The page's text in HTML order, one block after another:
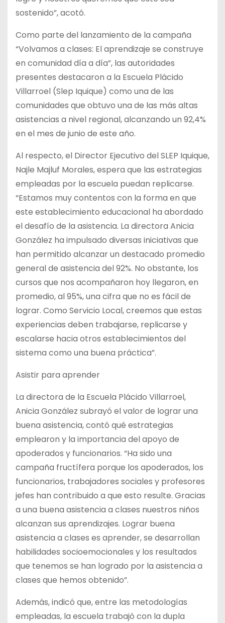
sostenido”, acotó.
Como parte del lanzamiento de la campaña
“Volvamos a clases: El aprendizaje se construye
en comunidad día a día”, las autoridades
presentes destacaron a la Escuela Plácido
Villarroel (Slep Iquique) como una de las
comunidades que obtuvo una de las más altas
asistencias a nivel regional, alcanzando un 92,4%
en el mes de junio de este año.
Al respecto, el Director Ejecutivo del SLEP Iquique,
Najle Majluf Morales, espera que las estrategias
empleadas por la escuela puedan replicarse.
“Estamos muy contentos con la forma en que
este establecimiento educacional ha abordado
el desafío de la asistencia. La directora Anicia
González ha impulsado diversas iniciativas que
han permitido alcanzar un destacado promedio
general de asistencia del 92%. No obstante, los
cursos que nos acompañaron hoy llegaron, en
promedio, al 95%, una cifra que no es fácil de
lograr. Como Servicio Local, creemos que estas
experiencias deben trabajarse, replicarse y
escalarse hacia otros establecimientos del
sistema como una buena práctica”.
Asistir para aprender
La directora de la Escuela Plácido Villarroel,
Anicia González subrayó el valor de lograr una
buena asistencia, contó qué estrategias
emplearon y la importancia del apoyo de
apoderados y funcionarios. “Ha sido una
campaña fructífera porque los apoderados, los
funcionarios, trabajadores sociales y profesores
jefes han contribuido a que esto resulte. Gracias
a una buena asistencia a clases nuestros niños
alcanzan sus aprendizajes. Lograr buena
asistencia a clases es aprender, se desarrollan
habilidades socioemocionales y los resultados
que tenemos se han logrado por la asistencia a
clases que hemos obtenido”.
Además, indicó que, entre las metodologías
empleadas, la escuela trabajó con la dupla